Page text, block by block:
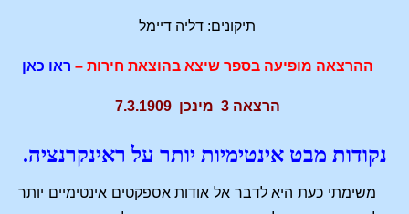
תיקונים: דליה דיימל
ההרצאה מופיעה בספר שיצא בהוצאת חירות – ראו כאן
הרצאה 3 מינכן 7.3.1909
נקודות מבט אינטימיות יותר על ראינקרנציה.
משימתי כעת היא לדבר אל אודות אספקטים אינטימיים יותר